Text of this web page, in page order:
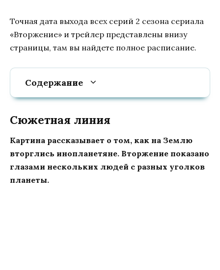
Точная дата выхода всех серий 2 сезона сериала
«Вторжение» и трейлер представлены внизу
страницы, там вы найдете полное расписание.
Содержание
Сюжетная линия
Картина рассказывает о том, как на Землю
вторглись инопланетяне. Вторжение показано
глазами нескольких людей с разных уголков
планеты.